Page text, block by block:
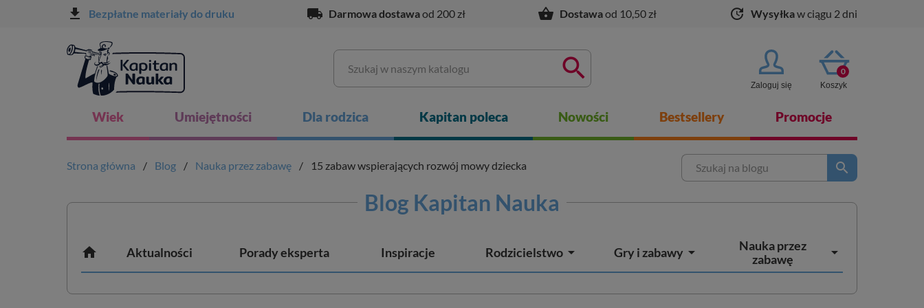
file_download Bezpłatne materiały do druku local_shipping Darmowa dostawaod 200 zł shopping_basket Dostawaod 10,50 zł update Wysyłkaw ciągu 2 dni

Zaloguj się
0
Koszyk
Wiek Umiejętności Dla rodzica Kapitan poleca Nowości Bestsellery Promocje
Strona główna Blog Nauka przez zabawę 15 zabaw wspierających rozwój mowy dziecka search
Blog Kapitan Nauka
 Aktualności Porady eksperta Inspiracje Rodzicielstwo Gry i zabawy
Nauka przez
zabawę
